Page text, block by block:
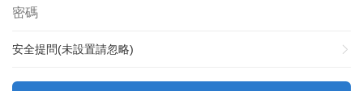
安全提問(未設置請忽略)